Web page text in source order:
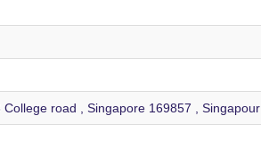
road , Singapore 169857 , Singapour .